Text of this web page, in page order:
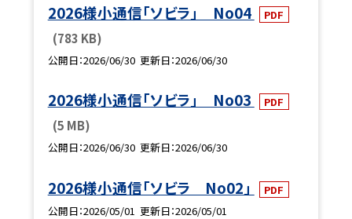
2026様小通信「ソビラ」 No04 PDF
(783 KB)
公開日 2026/06/30 更新日 2026/06/30
2026様小通信「ソビラ」 No03 PDF
(5 MB)
公開日 2026/06/30 更新日 2026/06/30
2026様小通信「ソビラ No02」
PDF
公開日 2026/05/01 更新日 2026/05/01